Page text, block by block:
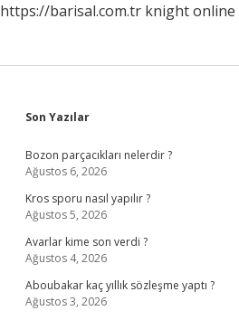
https://barisal.com.tr knight online
Sidebar
Son Yazılar
Bozon parçacıkları nelerdir ?
Ağustos 6, 2026
Kros sporu nasıl yapılır ?
Ağustos 5, 2026
Avarlar kime son verdi ?
Ağustos 4, 2026
Aboubakar kaç yıllık sözleşme yaptı ?
Ağustos 3, 2026